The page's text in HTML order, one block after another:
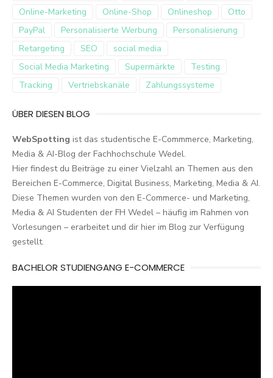
Online-Marketing
Online-Shop Onlineshop
Otto
PayPal
Personalisierte Werbung
Personalisierung
Retargeting
SEO
social media
Social Media Marketing
Supermärkte
Testing
Tracking
Vertriebskanäle Zahlungssysteme
ÜBER DIESEN BLOG
WebSpotting ist das studentische E-Commmerce, Marketing,
Media & AI-Blog der Fachhochschule Wedel.
Hier findest du Beiträge zu einer Vielzahl an Themen aus den
Bereichen E-Commerce, Digital Business, Marketing, Media & AI.
Diese Themen wurden von den E-Commerce- und Marketing,
Media & AI Studenten der FH Wedel – häufig im Rahmen von
Vorlesungen – erarbeitet und dir hier im Blog zur Verfügung
gestellt.
BACHELOR STUDIENGANG E-COMMERCE